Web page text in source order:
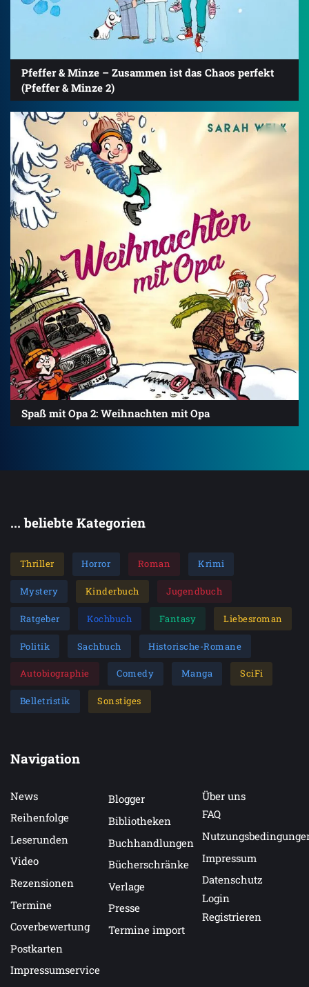
Pfeffer & Minze – Zusammen ist das Chaos perfekt
(Pfeffer & Minze 2)
Spaß mit Opa 2: Weihnachten mit Opa
... beliebte Kategorien
Thriller Horror Roman Krimi
Mystery Kinderbuch Jugendbuch
Ratgeber Kochbuch Fantasy Liebesroman
Politik Sachbuch Historische-Romane
Autobiographie Comedy Manga SciFi
Belletristik Sonstiges
Navigation
News
Reihenfolge
Leserunden
Video
Rezensionen
Termine
Coverbewertung
Postkarten
Impressumservice
Blogger
Bibliotheken
Buchhandlungen
Bücherschränke
Verlage
Presse
Termine import
Über uns
FAQ
Impressum
Datenschutz
Login
Registrieren